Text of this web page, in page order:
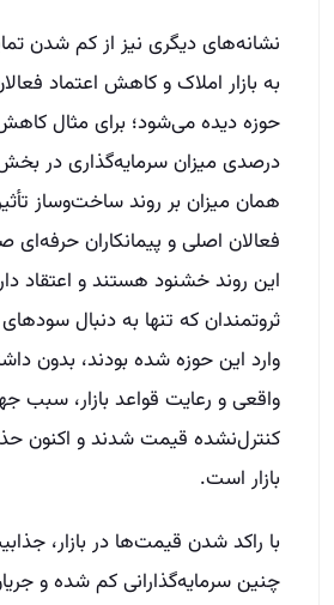
نشانه‌های دیگری نیز از کم شدن
به بازار املاک و کاهش اعتماد
حوزه دیده می‌شود؛ برای مثال
درصدی میزان سرمایه‌گذاری در
همان میزان بر روند ساخت‌وساز
فعالان اصلی و پیمانکاران
این روند خشنود هستند و اعتقاد
ثروتمندان که تنها به دنبال
وارد این حوزه شده بودند، بدون
واقعی و رعایت قواعد بازار،
کنترل‌نشده قیمت شدند و اکنون
بازار است.
با راکد شدن قیمت‌ها در بازار،
چنین سرمایه‌گذارانی کم شده و